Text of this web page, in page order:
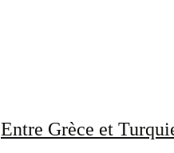
Entre Grèce et